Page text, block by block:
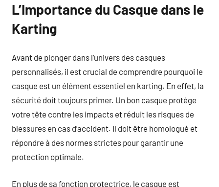
L’Importance du Casque dans le
Karting
Avant de plonger dans l’univers des casques
personnalisés, il est crucial de comprendre pourquoi le
casque est un élément essentiel en karting. En effet, la
sécurité doit toujours primer. Un bon casque protège
votre tête contre les impacts et réduit les risques de
blessures en cas d’accident. Il doit être homologué et
répondre à des normes strictes pour garantir une
protection optimale.
En plus de sa fonction protectrice, le casque est